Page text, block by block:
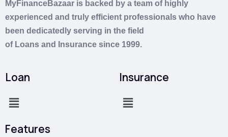
MyFinanceBazaar is backed by a team of highly
experienced and truly efficient professionals who have
been dedicatedly serving in the field
of Loans and Insurance since 1999.
Loan Insurance
Features